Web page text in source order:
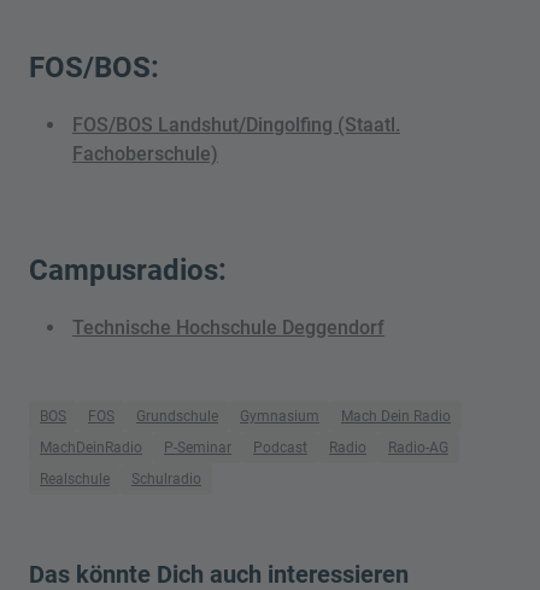
FOS/BOS:
FOS/BOS Landshut/Dingolfing (Staatl.
Fachoberschule)
Campusradios:
Technische Hochschule Deggendorf
BOS FOS Grundschule Gymnasium
Mach Dein Radio
MachDeinRadio
P-Seminar Podcast Radio
Radio-AG
Realschule
Schulradio
Das könnte Dich auch interessieren